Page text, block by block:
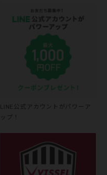
LINE公式アカウントがパワーア
ップ！